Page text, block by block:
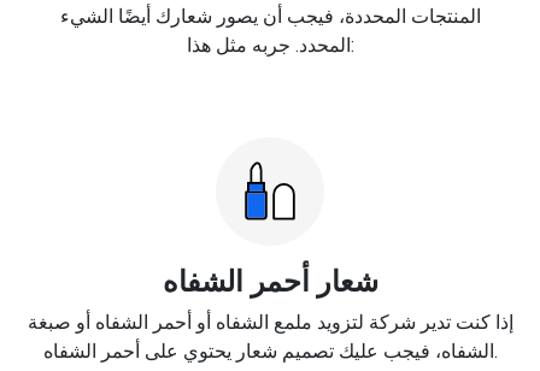
المنتجات المحددة، فيجب أن يصور شعارك أيضًا الشيء
المحدد. جربه مثل هذا:
شعار أحمر الشفاه
إذا كنت تدير شركة لتزويد ملمع الشفاه أو أحمر الشفاه أو صبغة
الشفاه، فيجب عليك تصميم شعار يحتوي على أحمر الشفاه.